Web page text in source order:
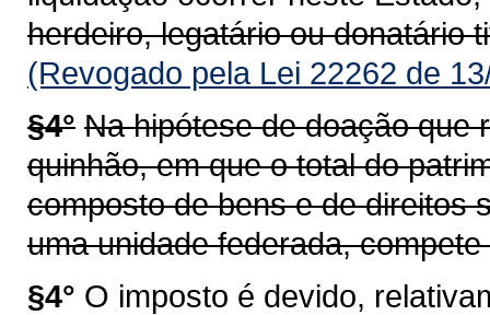
herdeiro, legatário ou donatário
(Revogado pela Lei 22262 de
§4° Na hipótese de doação que
quinhão, em que o total do
composto de bens e de direitos
uma unidade federada,
§4° O imposto é devido,